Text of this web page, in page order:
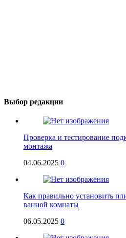
Выбор редакции
Проверка и тестирование
монтажа
04.06.2025 0
Как правильно установить
ванной комнаты
06.05.2025 0